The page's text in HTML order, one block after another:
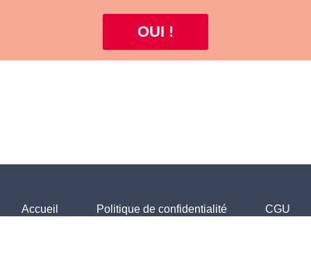
OUI !
Accueil Politique de confidentialité CGU